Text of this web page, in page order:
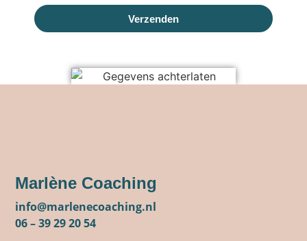
Verzenden
Marlène Coaching
info@marlenecoaching.nl
06 – 39 29 20 54